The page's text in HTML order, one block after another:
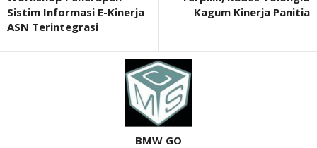
Sistim Informasi E-Kinerja
ASN Terintegrasi
Kagum Kinerja Panitia
BMW GO